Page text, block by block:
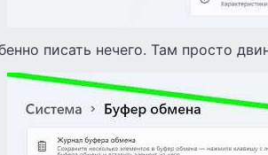
писать нечего. Там просто